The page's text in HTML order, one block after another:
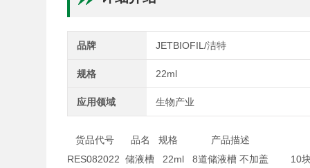
品牌 JETBIOFIL/洁特
规格 22ml
应用领域 生物产业
货品代号 品名 规格 产品描述 包
RES082022 储液槽 22ml 8道储液槽 不加盖 10